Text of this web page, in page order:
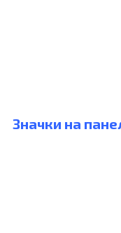
Значки на